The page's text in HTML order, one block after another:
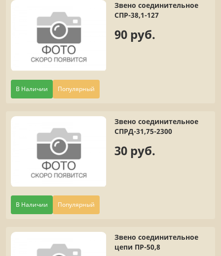
В Наличии Популярный
Звено соединительное
СПР-38,1-127
90 руб.
В Наличии Популярный
Звено соединительное
СПРД-31,75-2300
30 руб.
Звено соединительное
цепи ПР-50,8